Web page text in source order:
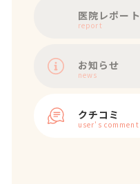
医院レポート
report
お知らせ
news
クチコミ
user's comment